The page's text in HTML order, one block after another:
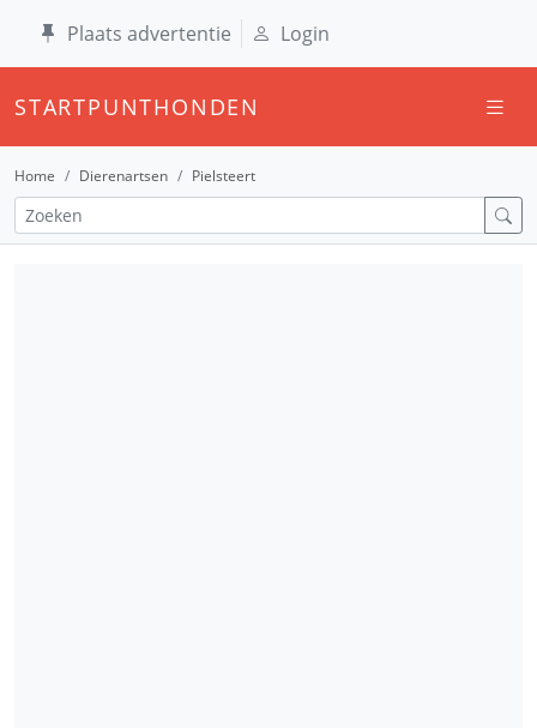
Plaats advertentie Login
STARTPUNTHONDEN
Home Dierenartsen Pielsteert